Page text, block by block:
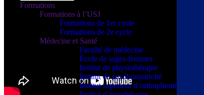
Formations
Formations à l’USJ
Formations de 1er cycle
Formations de 2e cycle
Médecine et Santé
Faculté de médecine
École de sages-femmes
Institut de physiothérapie
Institut de psychomotricité
Institut supérieur d’orthophonie